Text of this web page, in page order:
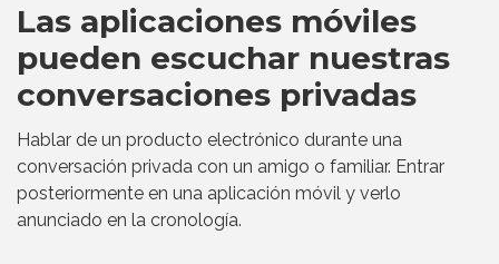
Las aplicaciones móviles
pueden escuchar nuestras
conversaciones privadas
Hablar de un producto electrónico durante una
conversación privada con un amigo o familiar. Entrar
posteriormente en una aplicación móvil y verlo
anunciado en la cronología.